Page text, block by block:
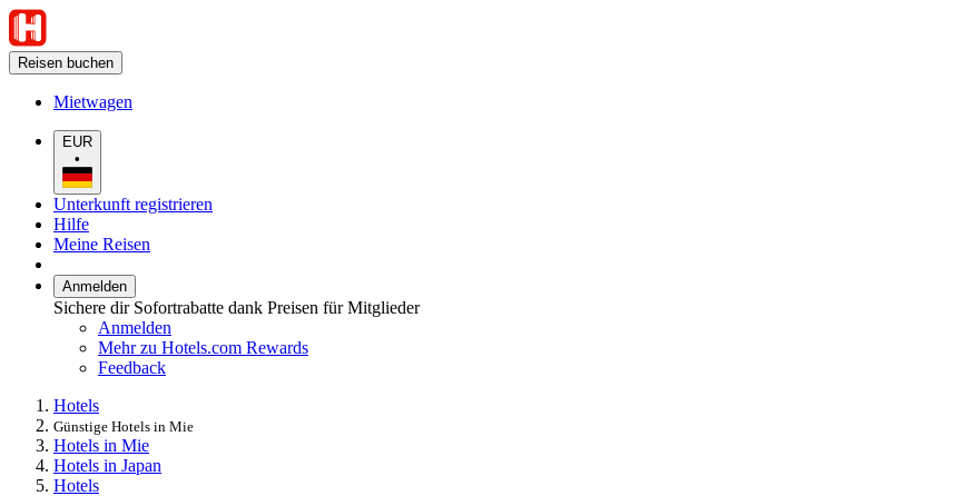
Reisen buchen
Mietwagen
EUR
•
Unterkunft registrieren
Hilfe
Meine Reisen
Anmelden
Sichere dir Sofortrabatte dank Preisen für Mitglieder
Anmelden
Mehr zu Hotels.com Rewards
Feedback
Hotels
Günstige Hotels in Mie
Hotels in Mie
Hotels in Japan
Hotels